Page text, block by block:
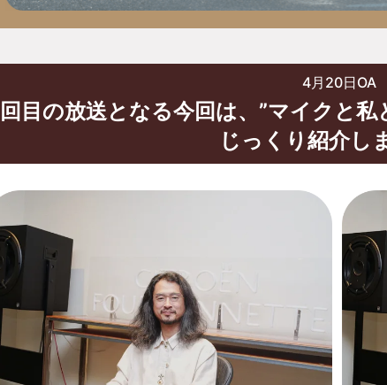
4月20日OA
目の放送となる今回は、”マイクと
じっくり紹介し